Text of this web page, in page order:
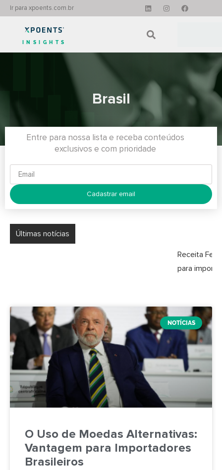
Ir para xpoents.com.br
INSIGHTS
Brasil
Entre para nossa lista e receba conteúdos
exclusivos e com prioridade
Cadastrar email
Últimas notícias
Receita Federal notifica devedores contumazes: alerta
NOTÍCIAS
O Uso de Moedas Alternativas:
Vantagem para Importadores
Brasileiros